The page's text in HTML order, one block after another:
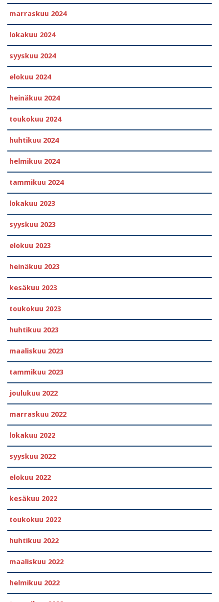
marraskuu 2024
lokakuu 2024
syyskuu 2024
elokuu 2024
heinäkuu 2024
toukokuu 2024
huhtikuu 2024
helmikuu 2024
tammikuu 2024
lokakuu 2023
syyskuu 2023
elokuu 2023
heinäkuu 2023
kesäkuu 2023
toukokuu 2023
huhtikuu 2023
maaliskuu 2023
tammikuu 2023
joulukuu 2022
marraskuu 2022
lokakuu 2022
syyskuu 2022
elokuu 2022
kesäkuu 2022
toukokuu 2022
huhtikuu 2022
maaliskuu 2022
helmikuu 2022